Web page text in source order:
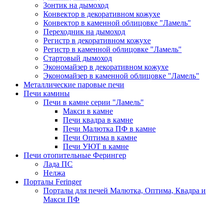
Зонтик на дымоход
Конвектор в декоративном кожухе
Конвектор в каменной облицовке "Ламель"
Переходник на дымоход
Регистр в декоративном кожухе
Регистр в каменной облицовке "Ламель"
Стартовый дымоход
Экономайзер в декоративном кожухе
Экономайзер в каменной облицовке "Ламель"
Металлические паровые печи
Печи камины
Печи в камне серии "Ламель"
Макси в камне
Печи квадра в камне
Печи Малютка ПФ в камне
Печи Оптима в камне
Печи УЮТ в камне
Печи отопительные Ферингер
Лада ПС
Нелжа
Порталы Feringer
Порталы для печей Малютка, Оптима, Квадра и
Макси ПФ